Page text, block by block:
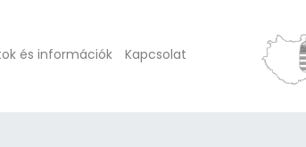
és információk Kapcsolat